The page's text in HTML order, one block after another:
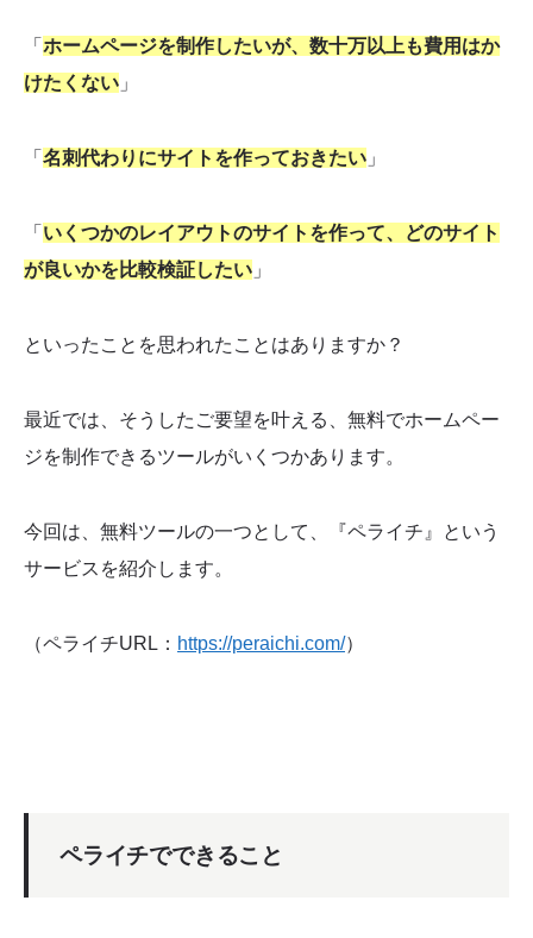
文字を読みやすい
アクセス解析に対応している
ペライチのデメリット
「 ホームページを制作したいが、数十万以上も費用はか
けたくない 」
「 名刺代わりにサイトを作っておきたい 」
「 いくつかのレイアウトのサイトを作って、どのサイト
が良いかを比較検証したい 」
といったことを思われたことはありますか？
最近では、そうしたご要望を叶える、無料でホームペー
ジを制作できるツールがいくつかあります。
今回は、無料ツールの一つとして、『ペライチ』という
サービスを紹介します。
（ペライチURL： https://peraichi.com/）
ペライチでできること